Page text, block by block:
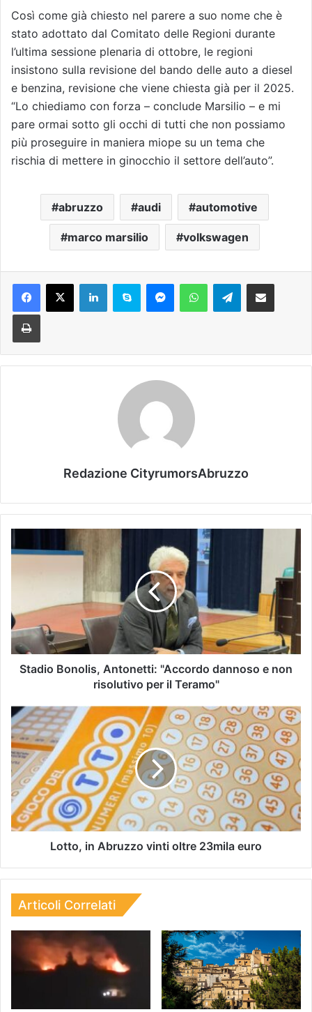
Così come già chiesto nel parere a suo nome che è
stato adottato dal Comitato delle Regioni durante
l’ultima sessione plenaria di ottobre, le regioni
insistono sulla revisione del bando delle auto a diesel
e benzina, revisione che viene chiesta già per il 2025.
“Lo chiediamo con forza – conclude Marsilio – e mi
pare ormai sotto gli occhi di tutti che non possiamo
più proseguire in maniera miope su un tema che
rischia di mettere in ginocchio il settore dell’auto”.
abruzzo audi automotive
marco marsilio volkswagen
Telegram
Redazione CityrumorsAbruzzo
Stadio Bonolis, Antonetti: "Accordo dannoso e non
risolutivo per il Teramo"
Lotto, in Abruzzo vinti oltre 23mila euro
Articoli Correlati